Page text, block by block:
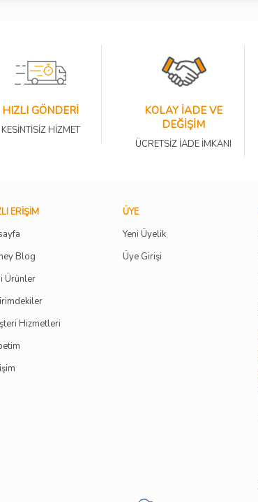
HIZLI GÖNDERİ
KESİNTİSİZ HİZMET
KOLAY İADE VE
DEĞİŞİM
ÜCRETSİZ İADE İMKANI
ERIŞIM
Blog
Ürünler
Hizmetleri
ÜYE
Yeni Üyelik
Üye Girişi